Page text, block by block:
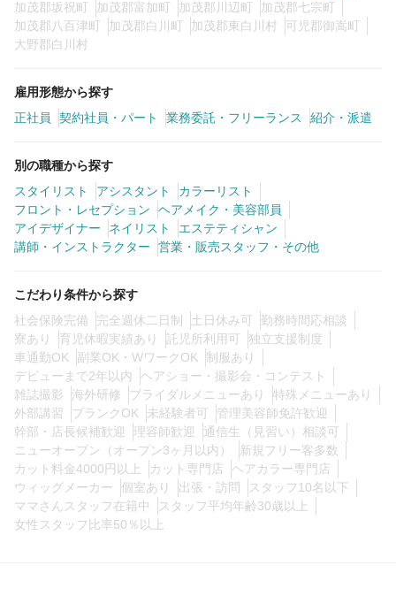
業務委託・フリーランス
この条件の求人数0 件
加茂郡坂祝町
加茂郡富加町 加茂郡川辺町
加茂郡七宗町
加茂郡八百津町
加茂郡白川町 加茂郡東白川村
可児郡御嵩町
大野郡白川村
雇用形態から探す
正社員
契約社員・パート 業務委託・フリーランス 紹介・派遣
別の職種から探す
スタイリスト
アシスタント
カラーリスト
フロント・レセプション
ヘアメイク・美容部員
アイデザイナー
ネイリスト
エステティシャン
講師・インストラクター
営業・販売スタッフ・その他
こだわり条件から探す
社会保険完備
完全週休二日制 土日休み可
勤務時間応相談
寮あり
育児休暇実績あり 託児所利用可
独立支援制度
車通勤OK
副業OK・WワークOK
制服あり
デビューまで2年以内
ヘアショー・撮影会・コンテスト
雑誌撮影
海外研修 ブライダルメニューあり
特殊メニューあり
外部講習
ブランクOK 未経験者可
管理美容師免許歓迎
幹部・店長候補歓迎
理容師歓迎
通信生（見習い）相談可
ニューオープン（オープン3ヶ月以内）
新規フリー客多数
カット料金4000円以上
カット専門店
ヘアカラー専門店
ウィッグメーカー
個室あり 出張・訪問
スタッフ10名以下
ママさんスタッフ在籍中
スタッフ平均年齢30歳以上
女性スタッフ比率50％以上